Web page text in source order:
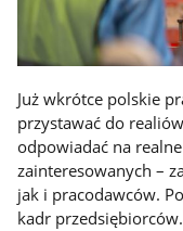
Już wkrótce polskie
przystawać do
odpowiadać na
zainteresowanych –
jak i pracodawców.
kadr przedsiębiorców.